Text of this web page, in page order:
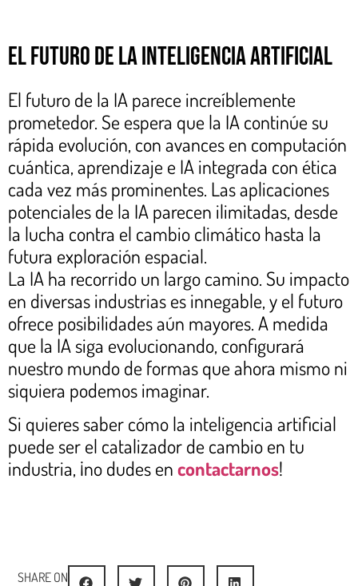
El futuro de la inteligencia artificial
El futuro de la IA parece increíblemente
prometedor. Se espera que la IA continúe su
rápida evolución, con avances en computación
cuántica, aprendizaje e IA integrada con ética
cada vez más prominentes. Las aplicaciones
potenciales de la IA parecen ilimitadas, desde
la lucha contra el cambio climático hasta la
futura exploración espacial.
La IA ha recorrido un largo camino. Su impacto
en diversas industrias es innegable, y el futuro
ofrece posibilidades aún mayores. A medida
que la IA siga evolucionando, configurará
nuestro mundo de formas que ahora mismo ni
siquiera podemos imaginar.
Si quieres saber cómo la inteligencia artificial
puede ser el catalizador de cambio en tu
industria, ¡no dudes encontactarnos!
SHARE ON